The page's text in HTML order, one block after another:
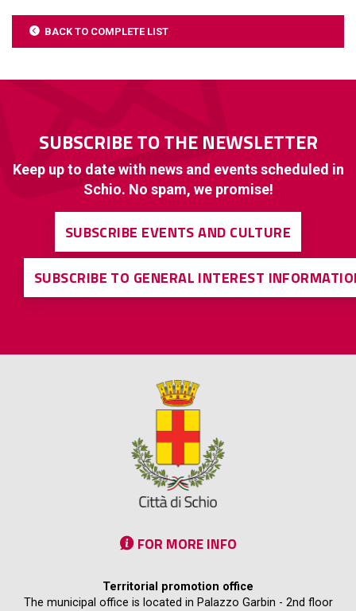
BACK TO COMPLETE LIST
SUBSCRIBE TO THE NEWSLETTER
Keep up to date with news and events scheduled in
Schio. No spam, we promise!
SUBSCRIBE EVENTS AND CULTURE
SUBSCRIBE TO GENERAL INTEREST
FOR MORE INFO
Territorial promotion office
The municipal office is located in Palazzo Garbin - 2nd floor